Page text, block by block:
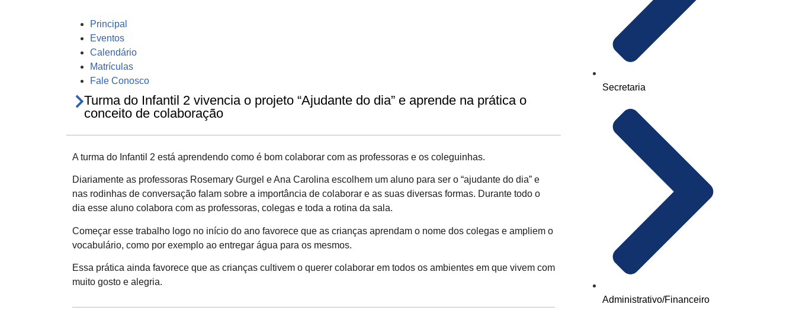
Principal
Eventos
Calendário
Matrículas
Fale Conosco
Turma do Infantil 2 vivencia o projeto “Ajudante do dia” e aprende na prática o
conceito de colaboração
A turma do Infantil 2 está aprendendo como é bom colaborar com as professoras e os coleguinhas.
Diariamente as professoras Rosemary Gurgel e Ana Carolina escolhem um aluno para ser o “ajudante do dia” e
nas rodinhas de conversação falam sobre a importância de colaborar e as suas diversas formas. Durante todo o
dia esse aluno colabora com as professoras, colegas e toda a rotina da sala.
Começar esse trabalho logo no início do ano favorece que as crianças aprendam o nome dos colegas e ampliem o
vocabulário, como por exemplo ao entregar água para os mesmos.
Essa prática ainda favorece que as crianças cultivem o querer colaborar em todos os ambientes em que vivem com
muito gosto e alegria.
Secretaria
Administrativo/Financeiro